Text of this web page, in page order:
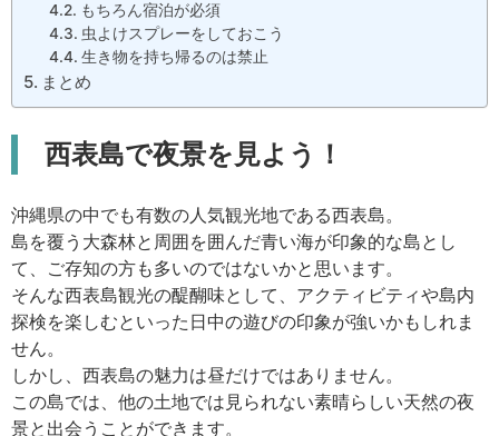
もちろん宿泊が必須
虫よけスプレーをしておこう
生き物を持ち帰るのは禁止
まとめ
西表島で夜景を見よう！
沖縄県の中でも有数の人気観光地である西表島。
島を覆う大森林と周囲を囲んだ青い海が印象的な島とし
て、ご存知の方も多いのではないかと思います。
そんな西表島観光の醍醐味として、アクティビティや島内
探検を楽しむといった日中の遊びの印象が強いかもしれま
せん。
しかし、西表島の魅力は昼だけではありません。
この島では、他の土地では見られない素晴らしい天然の夜
景と出会うことができます。